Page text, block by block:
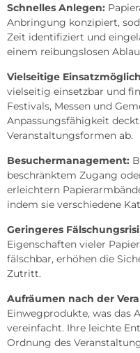
Schnelles Anlegen:
Anbringung konzipiert,
Zeit identifiziert und
einem reibungslosen
Vielseitige
vielseitig einsetzbar und
Festivals, Messen und
Anpassungsfähigkeit
Veranstaltungsformen ab.
Besuchermanagement:
beschränktem Zugang
erleichtern
indem sie verschiedene
Geringeres
Eigenschaften vieler
fälschbar, erhöhen die
Zutritt.
Aufräumen nach der
Einwegprodukte, was das
vereinfacht. Ihre leichte
Ordnung des